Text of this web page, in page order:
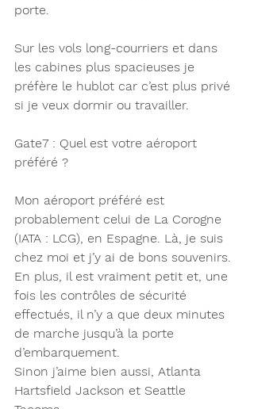
porte.
Sur les vols long-courriers et dans
les cabines plus spacieuses je
préfère le hublot car c’est plus privé
si je veux dormir ou travailler.
Gate7 : Quel est votre aéroport
préféré ?
Mon aéroport préféré est
probablement celui de La Corogne
(IATA : LCG), en Espagne. Là, je suis
chez moi et j’y ai de bons souvenirs.
En plus, il est vraiment petit et, une
fois les contrôles de sécurité
effectués, il n’y a que deux minutes
de marche jusqu’à la porte
d’embarquement.
Sinon j’aime bien aussi, Atlanta
Hartsfield Jackson et Seattle